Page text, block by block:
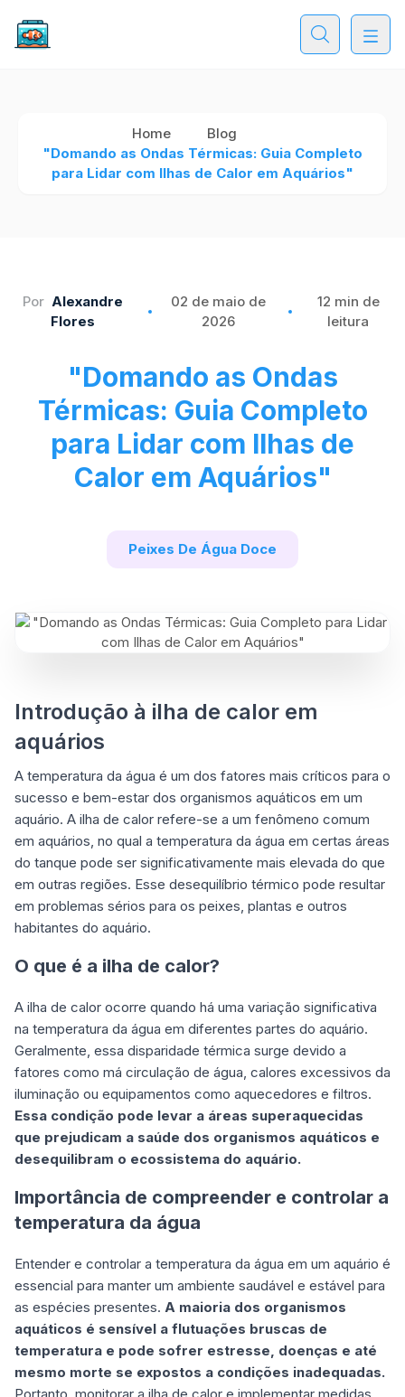
Home
Blog
"Domando as Ondas Térmicas: Guia Completo
para Lidar com Ilhas de Calor em Aquários"
Por Alexandre
Flores
02 de maio de
2026
12 min de
leitura
"Domando as Ondas
Térmicas: Guia Completo
para Lidar com Ilhas de
Calor em Aquários"
Peixes De Água Doce
Introdução à ilha de calor em
aquários
A temperatura da água é um dos fatores mais críticos para o
sucesso e bem-estar dos organismos aquáticos em um
aquário. A ilha de calor refere-se a um fenômeno comum
em aquários, no qual a temperatura da água em certas áreas
do tanque pode ser significativamente mais elevada do que
em outras regiões. Esse desequilíbrio térmico pode resultar
em problemas sérios para os peixes, plantas e outros
habitantes do aquário.
O que é a ilha de calor?
A ilha de calor ocorre quando há uma variação significativa
na temperatura da água em diferentes partes do aquário.
Geralmente, essa disparidade térmica surge devido a
fatores como má circulação de água, calores excessivos da
iluminação ou equipamentos como aquecedores e filtros.
Essa condição pode levar a áreas superaquecidas
que prejudicam a saúde dos organismos aquáticos e
desequilibram o ecossistema do aquário.
Importância de compreender e controlar a
temperatura da água
Entender e controlar a temperatura da água em um aquário é
essencial para manter um ambiente saudável e estável para
as espécies presentes. A maioria dos organismos
aquáticos é sensível a flutuações bruscas de
temperatura e pode sofrer estresse, doenças e até
mesmo morte se expostos a condições inadequadas.